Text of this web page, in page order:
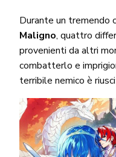
Durante un
Maligno, quattro
provenienti da altri
combatterlo e
terribile nemico è